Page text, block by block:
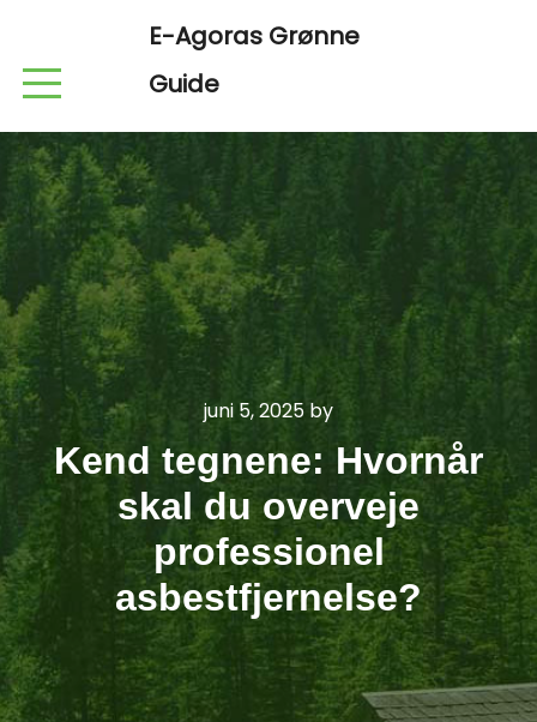
E-Agoras Grønne
Guide
juni 5, 2025 by
Kend tegnene: Hvornår
skal du overveje
professionel
asbestfjernelse?